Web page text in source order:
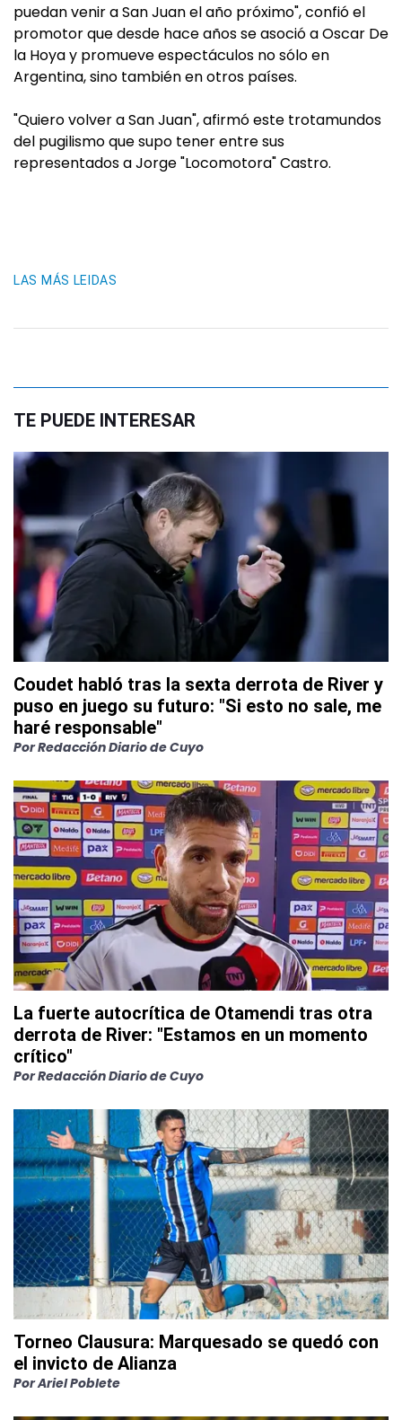
puedan venir a San Juan el año próximo", confió el
promotor que desde hace años se asoció a Oscar De
la Hoya y promueve espectáculos no sólo en
Argentina, sino también en otros países.
"Quiero volver a San Juan", afirmó este trotamundos
del pugilismo que supo tener entre sus
representados a Jorge "Locomotora" Castro.
LAS MÁS LEIDAS
TE PUEDE INTERESAR
Coudet habló tras la sexta derrota de River y
puso en juego su futuro: "Si esto no sale, me
haré responsable"
PorRedacción Diario de Cuyo
La fuerte autocrítica de Otamendi tras otra
derrota de River: "Estamos en un momento
crítico"
PorRedacción Diario de Cuyo
Torneo Clausura: Marquesado se quedó con
el invicto de Alianza
PorAriel Poblete